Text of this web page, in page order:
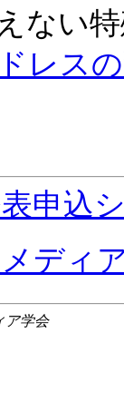
ない
レス
申込
ディ
ア学会